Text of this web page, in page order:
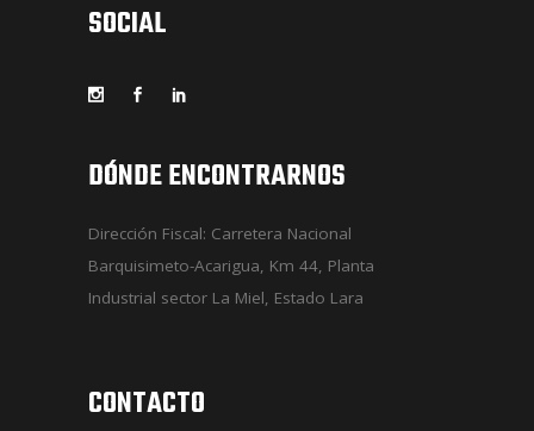
SOCIAL
DÓNDE ENCONTRARNOS
Dirección Fiscal: Carretera Nacional
Barquisimeto-Acarigua, Km 44, Planta
Industrial sector La Miel, Estado Lara
CONTACTO